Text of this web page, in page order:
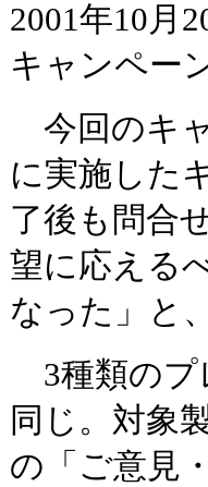
2001年10月
キャンペー
今回のキ
に実施した
了後も問合
望に応える
なった」と
3種類のプ
同じ。対象
の「ご意見